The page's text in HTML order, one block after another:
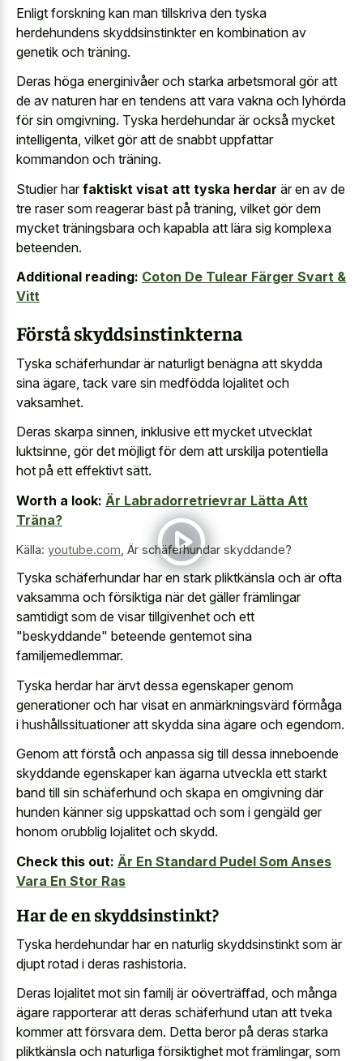
Enligt forskning kan man tillskriva den tyska
herdehundens skyddsinstinkter en kombination av
genetik och träning.
Deras höga energinivåer och starka arbetsmoral gör att
de av naturen har en tendens att vara vakna och lyhörda
för sin omgivning. Tyska herdehundar är också mycket
intelligenta, vilket gör att de snabbt uppfattar
kommandon och träning.
Studier harfaktiskt visat att tyska herdar är en av de
tre raser som reagerar bäst på träning, vilket gör dem
mycket träningsbara och kapabla att lära sig komplexa
beteenden.
Additional reading: Coton De Tulear Färger Svart &
Vitt
Förstå skyddsinstinkterna
Tyska schäferhundar är naturligt benägna att skydda
sina ägare, tack vare sin medfödda lojalitet och
vaksamhet.
Deras skarpa sinnen, inklusive ett mycket utvecklat
luktsinne, gör det möjligt för dem att urskilja potentiella
hot på ett effektivt sätt.
Worth a look: Är Labradorretrievrar Lätta Att
Träna?
Källa: youtube.com Är schäferhundar skyddande?
Tyska schäferhundar har en stark pliktkänsla och är ofta
vaksamma och försiktiga när det gäller främlingar
samtidigt som de visar tillgivenhet och ett
"beskyddande" beteende gentemot sina
familjemedlemmar.
Tyska herdar har ärvt dessa egenskaper genom
generationer och har visat en anmärkningsvärd förmåga
i hushållssituationer att skydda sina ägare och egendom.
Genom att förstå och anpassa sig till dessa inneboende
skyddande egenskaper kan ägarna utveckla ett starkt
band till sin schäferhund och skapa en omgivning där
hunden känner sig uppskattad och som i gengäld ger
honom orubblig lojalitet och skydd.
Check this out: Är En Standard Pudel Som Anses
Vara En Stor Ras
Har de en skyddsinstinkt?
Tyska herdehundar har en naturlig skyddsinstinkt som är
djupt rotad i deras rashistoria.
Deras lojalitet mot sin familj är oöverträffad, och många
ägare rapporterar att deras schäferhund utan att tveka
kommer att försvara dem. Detta beror på deras starka
pliktkänsla och naturliga försiktighet mot främlingar, som